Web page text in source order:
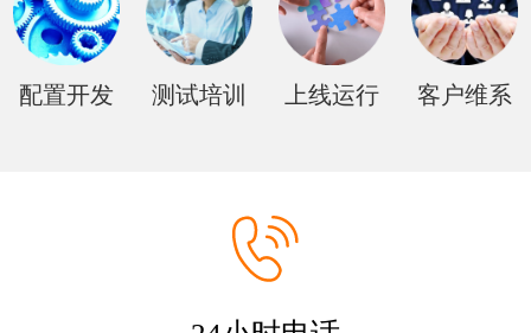
配置开发 测试培训 上线运行 客户维系